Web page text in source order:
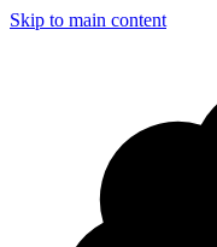
Skip to main content